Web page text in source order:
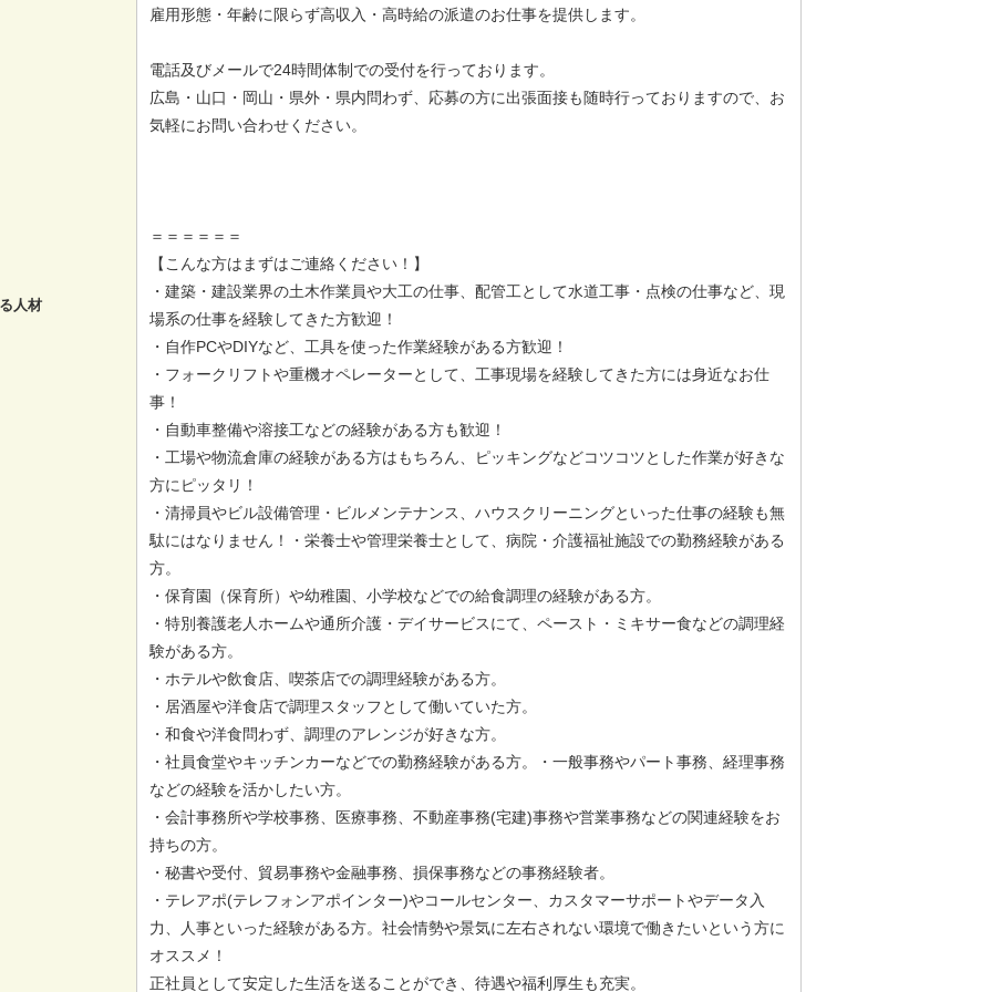
人材
雇用形態・年齢に限らず高収入・高時給の派遣のお仕事を提供します。
電話及びメールで24時間体制での受付を行っております。
広島・山口・岡山・県外・県内問わず、応募の方に出張面接も随時行っておりますので、お
気軽にお問い合わせください。
＝＝＝＝＝＝
【こんな方はまずはご連絡ください！】
・建築・建設業界の土木作業員や大工の仕事、配管工として水道工事・点検の仕事など、現
場系の仕事を経験してきた方歓迎！
・自作PCやDIYなど、工具を使った作業経験がある方歓迎！
・フォークリフトや重機オペレーターとして、工事現場を経験してきた方には身近なお仕
事！
・自動車整備や溶接工などの経験がある方も歓迎！
・工場や物流倉庫の経験がある方はもちろん、ピッキングなどコツコツとした作業が好きな
方にピッタリ！
・清掃員やビル設備管理・ビルメンテナンス、ハウスクリーニングといった仕事の経験も無
駄にはなりません！・栄養士や管理栄養士として、病院・介護福祉施設での勤務経験がある
方。
・保育園（保育所）や幼稚園、小学校などでの給食調理の経験がある方。
・特別養護老人ホームや通所介護・デイサービスにて、ペースト・ミキサー食などの調理経
験がある方。
・ホテルや飲食店、喫茶店での調理経験がある方。
・居酒屋や洋食店で調理スタッフとして働いていた方。
・和食や洋食問わず、調理のアレンジが好きな方。
・社員食堂やキッチンカーなどでの勤務経験がある方。・一般事務やパート事務、経理事務
などの経験を活かしたい方。
・会計事務所や学校事務、医療事務、不動産事務(宅建)事務や営業事務などの関連経験をお
持ちの方。
・秘書や受付、貿易事務や金融事務、損保事務などの事務経験者。
・テレアポ(テレフォンアポインター)やコールセンター、カスタマーサポートやデータ入
力、人事といった経験がある方。社会情勢や景気に左右されない環境で働きたいという方に
オススメ！
正社員として安定した生活を送ることができ、待遇や福利厚生も充実。